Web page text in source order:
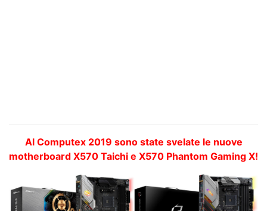
Al Computex 2019 sono state svelate le nuove
motherboard X570 Taichi e X570 Phantom Gaming X!